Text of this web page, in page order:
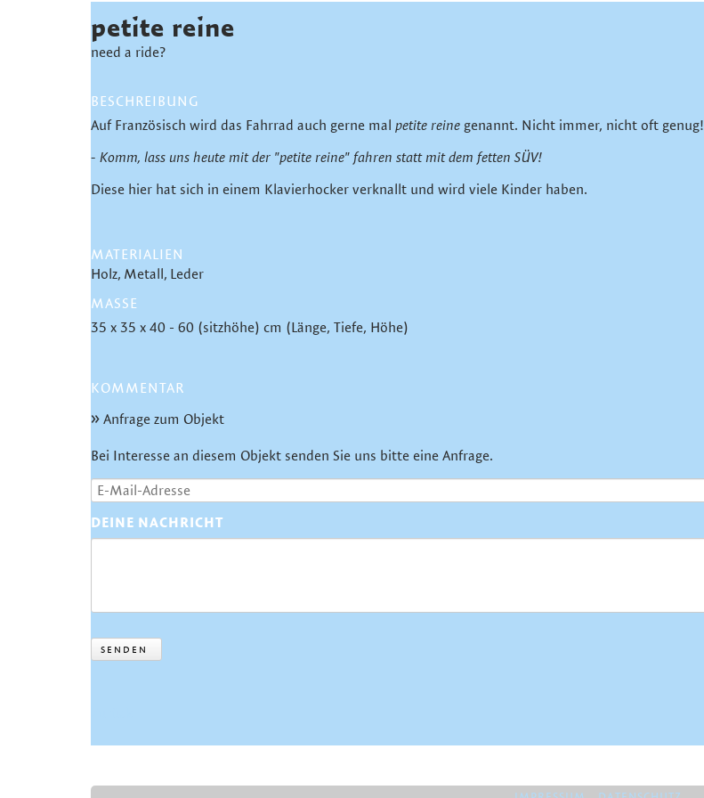
petite reine
need a ride?
BESCHREIBUNG
Auf Französisch wird das Fahrrad auch gerne mal petite reine genannt. Nicht immer, nicht oft genug!
- Komm, lass uns heute mit der "petite reine" fahren statt mit dem fetten SÜV!
Diese hier hat sich in einem Klavierhocker verknallt und wird viele Kinder haben.
MATERIALIEN
Holz Metall Leder
MASSE
35 x 35 x 40 - 60 (sitzhöhe) cm (Länge, Tiefe, Höhe)
KOMMENTAR
Anfrage zum Objekt
Bei Interesse an diesem Objekt senden Sie uns bitte eine Anfrage.
DEINE NACHRICHT
SENDEN
NAVIGATION